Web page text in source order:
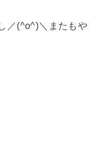
／(^o^)＼またもや